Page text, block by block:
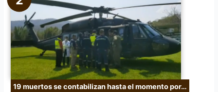
19 muertos se contabilizan hasta el momento por…